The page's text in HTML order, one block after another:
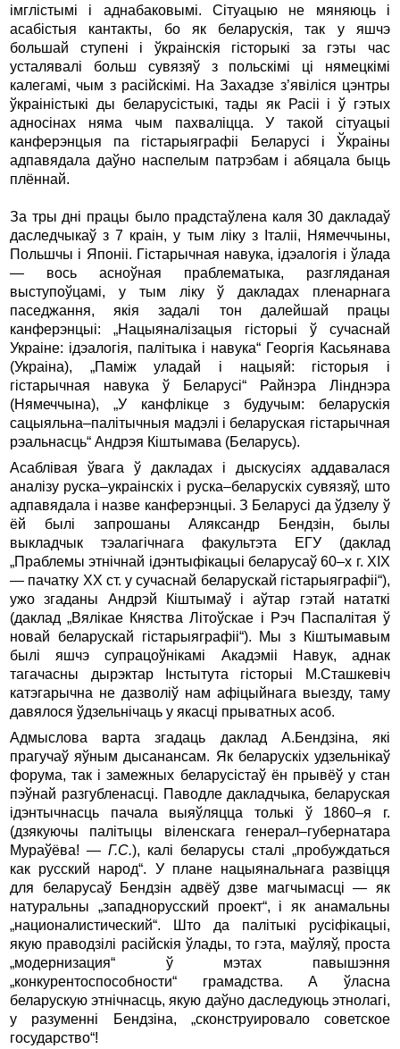
імглістымі і аднабаковымі. Сітуацыю не мяняюць і
асабістыя кантакты, бо як беларускія, так у яшчэ
большай ступені і ўкраінскія гісторыкі за гэты час
усталявалі больш сувязяў з польскімі ці нямецкімі
калегамі, чым з расійскімі. На Захадзе з’явіліся цэнтры
ўкраіністыкі ды беларусістыкі, тады як Расіі і ў гэтых
адносінах няма чым пахваліцца. У такой сітуацыі
канферэнцыя па гістарыяграфіі Беларусі і Ўкраіны
адпавядала даўно наспелым патрэбам і абяцала быць
плённай.
За тры дні працы было прадстаўлена каля 30 дакладаў
даследчыкаў з 7 краін, у тым ліку з Італіі, Нямеччыны,
Польшчы і Японіі. Гістарычная навука, ідэалогія і ўлада
— вось асноўная праблематыка, разгляданая
выступоўцамі, у тым ліку ў дакладах пленарнага
паседжання, якія задалі тон далейшай працы
канферэнцыі: „Нацыяналізацыя гісторыі ў сучаснай
Украіне: ідэалогія, палітыка і навука“ Георгія Касьянава
(Украіна), „Паміж уладай і нацыяй: гісторыя і
гістарычная навука ў Беларусі“ Райнэра Лінднэра
(Нямеччына), „У канфлікце з будучым: беларускія
сацыяльна–палітычныя мадэлі і беларуская гістарычная
рэальнасць“ Андрэя Кіштымава (Беларусь).
Асаблівая ўвага ў дакладах і дыскусіях аддавалася
аналізу руска–украінскіх і руска–беларускіх сувязяў, што
адпавядала і назве канферэнцыі. З Беларусі да ўдзелу ў
ёй былі запрошаны Аляксандр Бендзін, былы
выкладчык тэалагічнага факультэта ЕГУ (даклад
„Праблемы этнічнай ідэнтыфікацыі беларусаў 60–х г. ХIХ
— пачатку ХХ ст. у сучаснай беларускай гістарыяграфіі“),
ужо згаданы Андрэй Кіштымаў і аўтар гэтай нататкі
(даклад „Вялікае Княства Літоўскае і Рэч Паспалітая ў
новай беларускай гістарыяграфіі“). Мы з Кіштымавым
былі яшчэ супрацоўнікамі Акадэміі Навук, аднак
тагачасны дырэктар Інстытута гісторыі М.Сташкевіч
катэгарычна не дазволіў нам афіцыйнага выезду, таму
давялося ўдзельнічаць у якасці прыватных асоб.
Адмыслова варта згадаць даклад А.Бендзіна, які
прагучаў яўным дысанансам. Як беларускіх удзельнікаў
форума, так і замежных беларусістаў ён прывёў у стан
пэўнай разгубленасці. Паводле дакладчыка, беларуская
ідэнтычнасць пачала выяўляцца толькі ў 1860–я г.
(дзякуючы палітыцы віленскага генерал–губернатара
Мураўёва! —Г.С.), калі беларусы сталі „пробуждаться
как русский народ“. У плане нацыянальнага развіцця
для беларусаў Бендзін адвёў дзве магчымасці — як
натуральны „западнорусский проект“, і як анамальны
„националистический“. Што да палітыкі русіфікацыі,
якую праводзілі расійскія ўлады, то гэта, маўляў, проста
„модернизация“ ў мэтах павышэння
„конкурентоспособности“ грамадства. А ўласна
беларускую этнічнасць, якую даўно даследуюць этнолагі,
у разуменні Бендзіна, „сконструировало советское
государство“!